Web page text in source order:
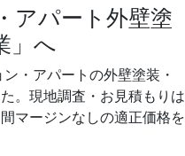
アパート外壁塗
」へ
・アパートの外壁塗装・
。現地調査・お見積もりは
マージンなしの適正価格を